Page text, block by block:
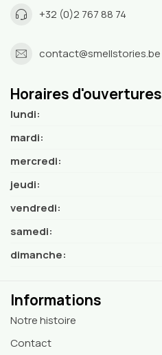
+32 (0)2 767 88 74
contact@smellstories.be
Horaires d'ouvertures
lundi:
mardi:
mercredi:
jeudi:
vendredi:
samedi:
dimanche:
Informations
Notre histoire
Contact